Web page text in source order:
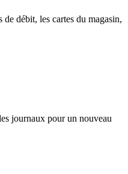
débit, les cartes du magasin,
journaux pour un nouveau